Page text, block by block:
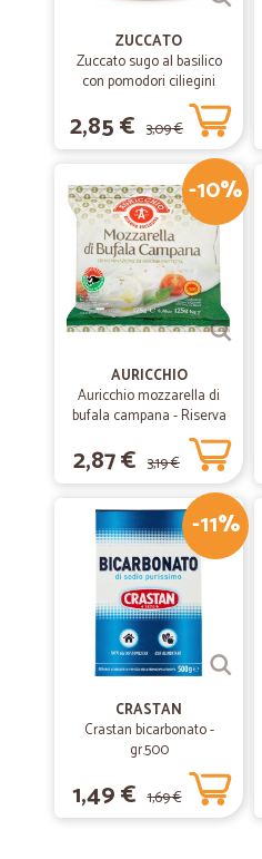
ZUCCATO
Zuccato sugo al basilico
con pomodori ciliegini
interi freschi gr.370
2,85 € 3,09 €
-10%
AURICCHIO
Auricchio mozzarella di
bufala campana - Riserva
esclusiva gr.125
2,87 € 3,19 €
-11%
CRASTAN
Crastan bicarbonato -
gr.500
1,49 € 1,69 €